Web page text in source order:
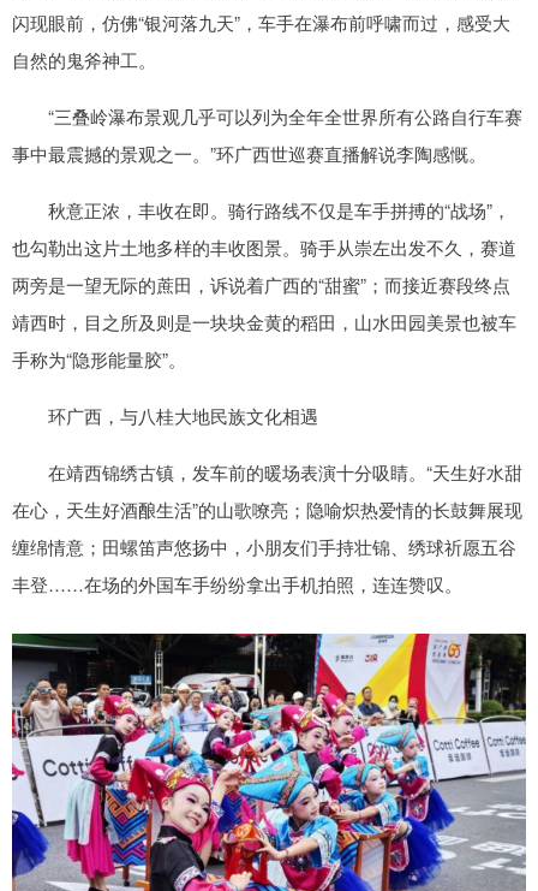
闪现眼前，仿佛“银河落九天”，车手在瀑布前呼啸而过，感受大
自然的鬼斧神工。
“三叠岭瀑布景观几乎可以列为全年全世界所有公路自行车赛
事中最震撼的景观之一。”环广西世巡赛直播解说李陶感慨。
秋意正浓，丰收在即。骑行路线不仅是车手拼搏的“战场”，
也勾勒出这片土地多样的丰收图景。骑手从崇左出发不久，赛道
两旁是一望无际的蔗田，诉说着广西的“甜蜜”；而接近赛段终点
靖西时，目之所及则是一块块金黄的稻田，山水田园美景也被车
手称为“隐形能量胶”。
环广西，与八桂大地民族文化相遇
在靖西锦绣古镇，发车前的暖场表演十分吸睛。“天生好水甜
在心，天生好酒酿生活”的山歌嘹亮；隐喻炽热爱情的长鼓舞展现
缠绵情意；田螺笛声悠扬中，小朋友们手持壮锦、绣球祈愿五谷
丰登……在场的外国车手纷纷拿出手机拍照，连连赞叹。